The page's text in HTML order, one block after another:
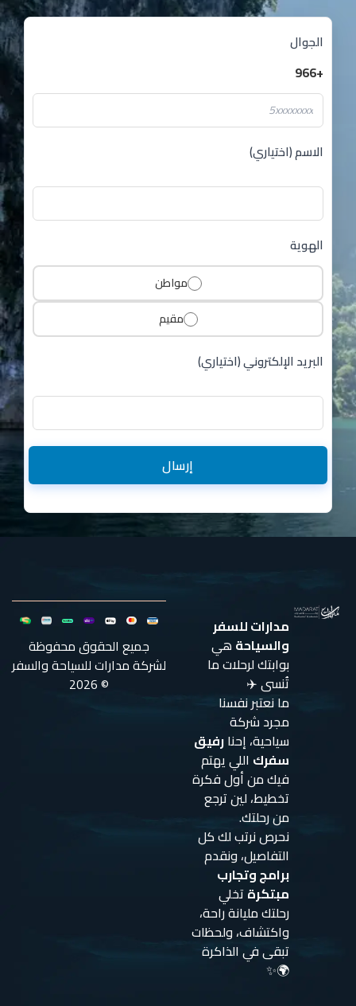
الجوال
+966
الاسم (اختياري)
الهوية
مواطن
مقيم
البريد الإلكتروني (اختياري)
إرسال
مدارات للسفر
والسياحة هي
بوابتك لرحلات ما
تُنسى ✈️
ما نعتبر نفسنا
مجرد شركة
سياحية، إحنارفيق
سفرك اللي يهتم
فيك من أول فكرة
تخطيط، لين ترجع
من رحلتك.
نحرص نرتب لك كل
التفاصيل، ونقدم
برامج وتجارب
مبتكرة تخلي
رحلتك مليانة راحة،
واكتشاف، ولحظات
تبقى في الذاكرة
🌍✨
جميع الحقوق محفوظة
لشركة مدارات للسياحة والسفر
© 2026